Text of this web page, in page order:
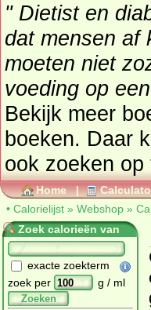
" Dietist en
dat mensen af
moeten niet
voeding op
Bekijk meer
boeken. Daar
ook zoeken op
Home |
• Calorielijst » Webshop »
Zoek calorieën van
exacte zoekterm
zoek per
g / ml
Zoeken